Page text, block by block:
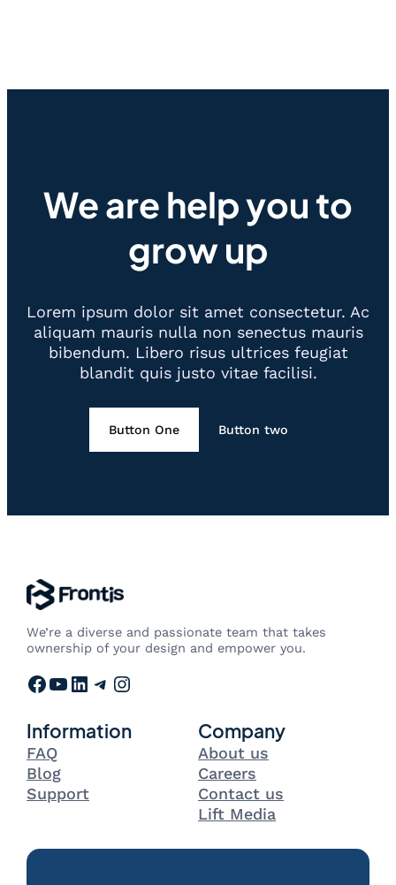
We are help you to
grow up
Lorem ipsum dolor sit amet consectetur. Ac
aliquam mauris nulla non senectus mauris
bibendum. Libero risus ultrices feugiat
blandit quis justo vitae facilisi.
Button One Button two
We’re a diverse and passionate team that takes
ownership of your design and empower you.
Facebook YouTube LinkedIn Telegram Instagram
Information
FAQ
Blog
Support
Company
About us
Careers
Contact us
Lift Media